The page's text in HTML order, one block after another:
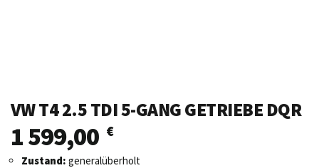
VW T4 2.5 TDI 5-GANG GETRIEBE DQR
1 599,00 €
Zustand: generalüberholt